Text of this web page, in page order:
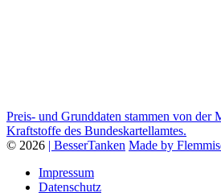
Preis- und Grunddaten stammen von der
Kraftstoffe des Bundeskartellamtes.
© 2026 | BesserTanken Made by
Impressum
Datenschutz